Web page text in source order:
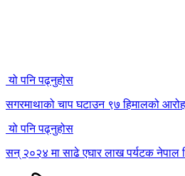
यो पनि पढ्नुहोस
सगरमाथाको चाप घटाउन ९७ हिमालको
यो पनि पढ्नुहोस
सन् २०२४ मा साढे एघार लाख पर्यटक नेपाल